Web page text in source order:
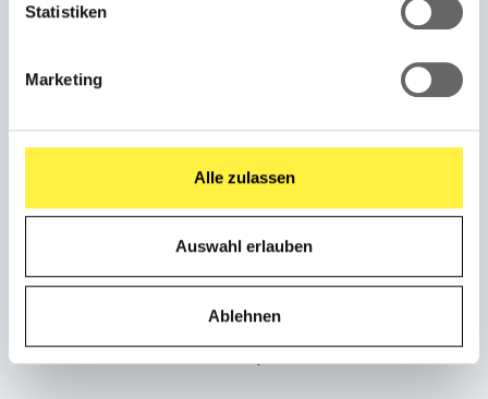
Statistiken
Marketing
Alle zulassen
Auswahl erlauben
Ablehnen
STARTSEITE
Weber Shop
Jetzt anfragen
FAQ